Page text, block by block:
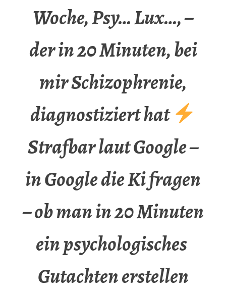
Woche, Psy… Lux…, –
der in 20 Minuten, bei
mir Schizophrenie,
diagnostiziert hat
Strafbar laut Google –
in Google die Ki fragen
– ob man in 20 Minuten
ein psychologisches
Gutachten erstellen